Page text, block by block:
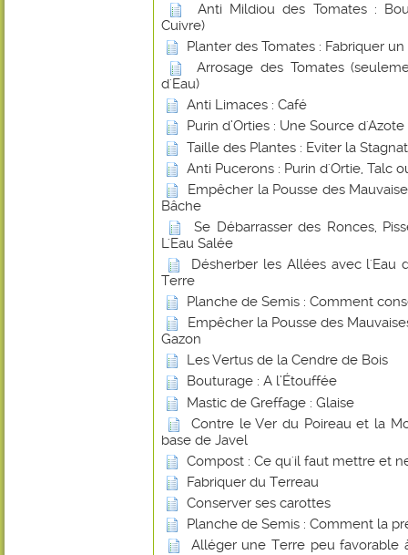
Anti Mildiou des Tomates :
Cuivre)
Planter des Tomates : Fabriquer
Arrosage des Tomates
d'Eau)
Anti Limaces : Café
Purin d’Orties : Une Source
Taille des Plantes : Eviter la
Anti Pucerons : Purin d'Ortie, Talc
Empêcher la Pousse des
Bâche
Se Débarrasser des Ronces,
L'Eau Salée
Désherber les Allées avec l'Eau
Terre
Planche de Semis : Comment
Empêcher la Pousse des
Gazon
Les Vertus de la Cendre de Bois
Bouturage : A l’Étouffée
Mastic de Greffage : Glaise
Contre le Ver du Poireau et la
base de Javel
Compost : Ce qu'il faut mettre et
Fabriquer du Terreau
Conserver ses carottes
Planche de Semis : Comment la
Alléger une Terre peu favorable